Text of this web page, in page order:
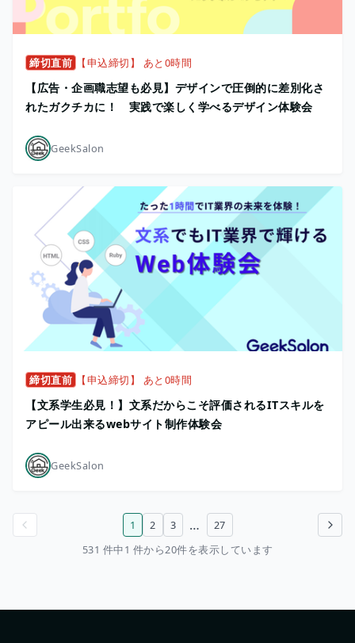
締切直前 【申込締切】 あと0時間
【広告・企画職志望も必見】デザインで圧倒的に差別化さ
れたガクチカに！ 実践で楽しく学べるデザイン体験会
GeekSalon
締切直前 【申込締切】 あと0時間
【文系学生必見！】文系だからこそ評価されるITスキルを
アピール出来るwebサイト制作体験会
GeekSalon
次のページ
1 2 3 …
27
531 件中1 件から20件を表示しています